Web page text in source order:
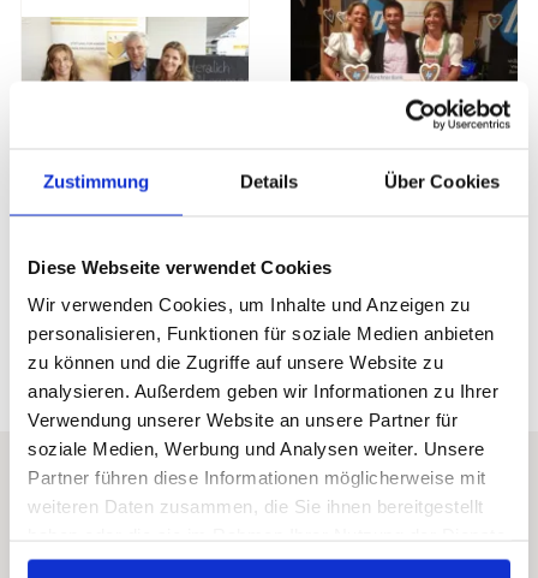
Zustimmung Details Über Cookies
Diese Webseite verwendet Cookies
Wir verwenden Cookies, um Inhalte und Anzeigen zu
personalisieren, Funktionen für soziale Medien anbieten
zu können und die Zugriffe auf unsere Website zu
analysieren. Außerdem geben wir Informationen zu Ihrer
Verwendung unserer Website an unsere Partner für
soziale Medien, Werbung und Analysen weiter. Unsere
Partner führen diese Informationen möglicherweise mit
weiteren Daten zusammen, die Sie ihnen bereitgestellt
gesammelt haben. Sie geben Einwilligung zu unseren
KINDNESS FOR KIDS
Stiftung für Kinder mit Seltenen Erkrankungen
Maximilianstraße 5 · 82319 Starnberg